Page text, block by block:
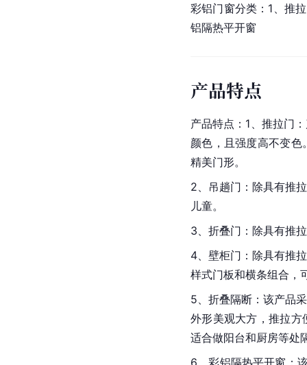
彩铝门窗分类：1、推
铝隔热平开窗
产品特点
产品特点：1、推拉门
颜色，且强度高不变
精美门形。
2、吊趟门：除具有推
儿童。
3、折叠门：除具有推
4、壁柜门：除具有推
样式门板和横条组合，
5、折叠隔断：该产品
外形美观大方，推拉方
适合做阳台和厨房等处
6、彩铝隔热平开窗：